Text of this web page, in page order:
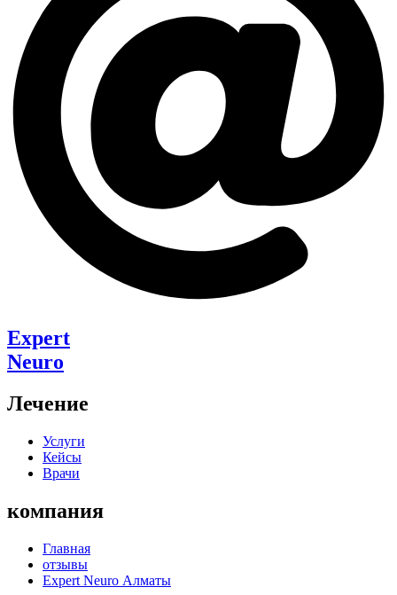
Expert
Neuro
Лечение
Услуги
Кейсы
Врачи
компания
Главная
отзывы
Expert Neuro Алматы